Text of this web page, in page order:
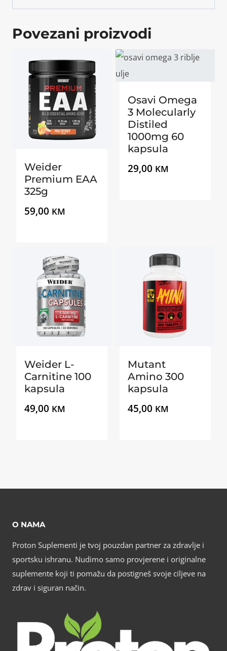
Povezani proizvodi
Weider
Premium EAA
325g
59,00 KM
Osavi Omega
3 Molecularly
Distiled
1000mg 60
kapsula
29,00 KM
Weider L-
Carnitine 100
kapsula
49,00 KM
Mutant
Amino 300
kapsula
45,00 KM
O NAMA
Proton Suplementi je tvoj pouzdan partner za zdravlje i
sportsku ishranu. Nudimo samo provjerene i originalne
suplemente koji ti pomažu da postigneš svoje ciljeve na
zdrav i siguran način.